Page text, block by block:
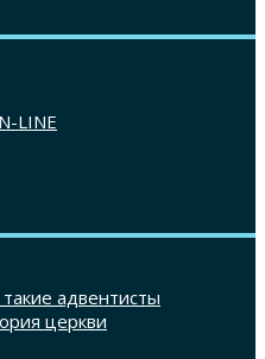
LINE
адвентисты
церкви